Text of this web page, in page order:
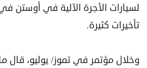
لسيارات الأجرة الآلية في أوستن
تأخيرات كثيرة.
وخلال مؤتمر في تموز/ يوليو، قال